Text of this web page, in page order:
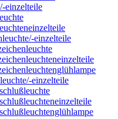
einzelteile
einzelteile
einzelteile